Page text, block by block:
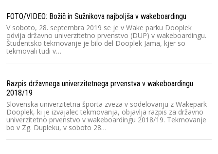
FOTO/VIDEO: Božič in Sužnikova najboljša v wakeboardingu
V soboto, 28. septembra 2019 se je v Wake parku Dooplek
odvija državno univerzitetno prvenstvo (DUP) v wakeboardingu.
Študentsko tekmovanje je bilo del Dooplek Jama, kjer so
tekmovali tudi v…
Razpis državnega univerzitetnega prvenstva v wakeboardingu
2018/19
Slovenska univerzitetna športa zveza v sodelovanju z Wakepark
Dooplek, ki je izvajalec tekmovanja, objavlja razpis za državno
univerzitetno prvenstvo v wakeboardingu 2018/19. Tekmovanje
bo v Zg. Dupleku, v soboto 28…